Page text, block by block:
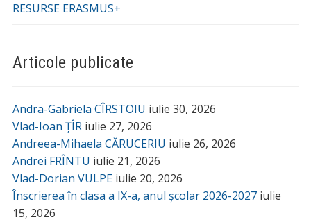
RESURSE ERASMUS+
Articole publicate
Andra-Gabriela CÎRSTOIU iulie 30, 2026
Vlad-Ioan ȚÎR iulie 27, 2026
Andreea-Mihaela CĂRUCERIU iulie 26, 2026
Andrei FRÎNTU iulie 21, 2026
Vlad-Dorian VULPE iulie 20, 2026
Înscrierea în clasa a IX-a, anul școlar 2026-2027 iulie
15, 2026